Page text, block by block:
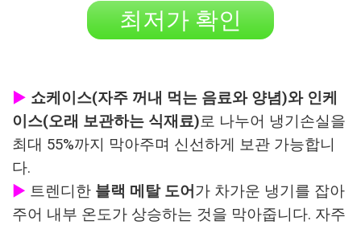
최저가 확인
▶ 쇼케이스(자주 꺼내 먹는 음료와 양념)와 인케
이스(오래 보관하는 식재료)로 나누어 냉기손실을
최대 55%까지 막아주며 신선하게 보관 가능합니
다.
▶ 트렌디한 블랙 메탈 도어 가 차가운 냉기를 잡아
주어 내부 온도가 상승하는 것을 막아줍니다. 자주